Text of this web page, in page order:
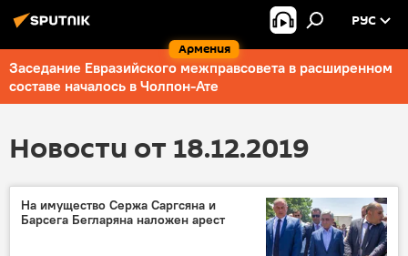
Армения
РУС
Заседание Евразийского межправсовета в расширенном
составе началось в Чолпон-Ате
Новости от 18.12.2019
На имущество Сержа Саргсяна и
Барсега Бегларяна наложен арест